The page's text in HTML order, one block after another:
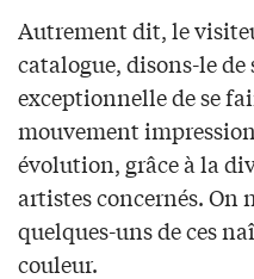
Autrement dit, le
catalogue, disons-le de
exceptionnelle de se
mouvement
évolution, grâce à la
artistes concernés. On
quelques-uns de ces
couleur.